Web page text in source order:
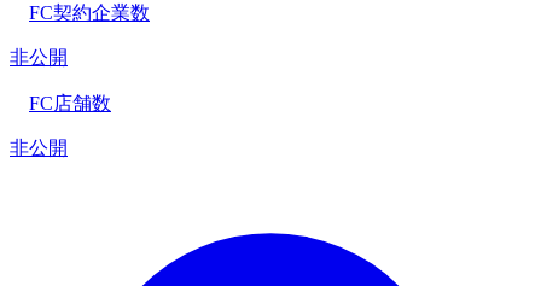
FC契約企業数
非公開
FC店舗数
非公開